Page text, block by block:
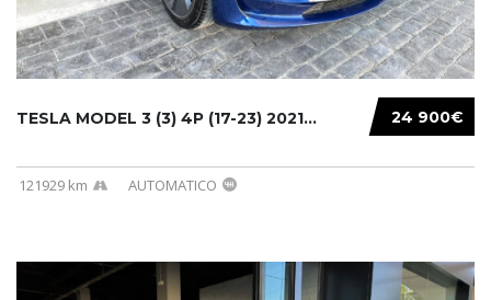
24 900€
TESLA MODEL 3 (3) 4P (17-23) 2021...
121929 km AUTOMATICO